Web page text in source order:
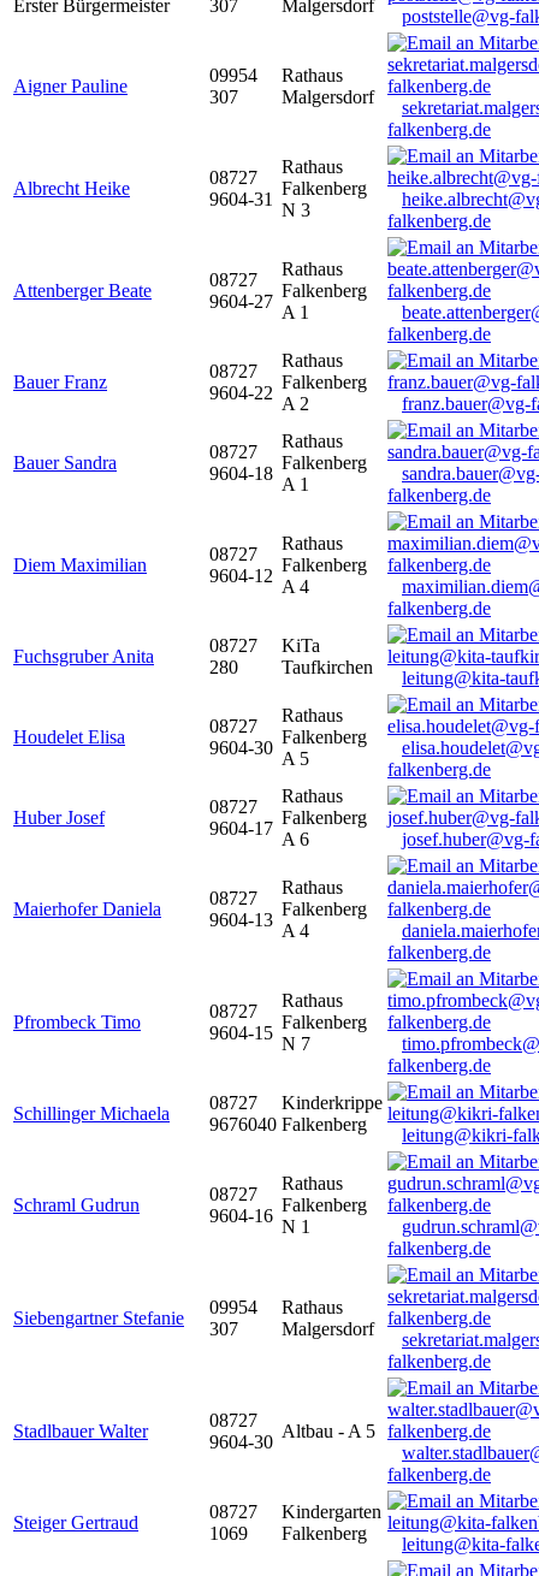
Erster Bürgermeister
307
Malgersdorf
poststelle@vg-
Aigner Pauline
09954
307
Rathaus
Malgersdorf
falkenberg.de
Albrecht Heike
08727
9604-31
Rathaus
Falkenberg
N 3
falkenberg.de
Attenberger Beate
08727
9604-27
Rathaus
Falkenberg
A 1
falkenberg.de
Bauer Franz
08727
9604-22
Rathaus
Falkenberg
A 2
franz.bauer@vg-
Bauer Sandra
08727
9604-18
Rathaus
Falkenberg
A 1
falkenberg.de
Diem Maximilian
08727
9604-12
Rathaus
Falkenberg
A 4
falkenberg.de
Fuchsgruber Anita
08727
280
KiTa
Taufkirchen
leitung@kita-
Houdelet Elisa
08727
9604-30
Rathaus
Falkenberg
A 5
falkenberg.de
Huber Josef
08727
9604-17
Rathaus
Falkenberg
A 6
josef.huber@vg-
Maierhofer Daniela
08727
9604-13
Rathaus
Falkenberg
A 4
falkenberg.de
Pfrombeck Timo
08727
9604-15
Rathaus
Falkenberg
N 7
falkenberg.de
Schillinger Michaela
08727
9676040
Kinderkrippe
Falkenberg
leitung@kikri-
Schraml Gudrun
08727
9604-16
Rathaus
Falkenberg
N 1
falkenberg.de
Siebengartner Stefanie
09954
307
Rathaus
Malgersdorf
falkenberg.de
Stadlbauer Walter
08727
9604-30
Altbau - A 5
falkenberg.de
Steiger Gertraud
08727
1069
Kindergarten
Falkenberg
leitung@kita-